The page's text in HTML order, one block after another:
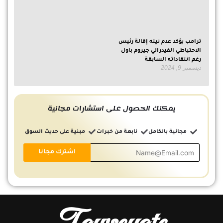
ترامب يؤكد عدم نيته إقالة رئيس
الاحتياطي الفيدرالي جيروم باول
رغم انتقاداته السابقة
ديسمبر 9, 2024
يمكنك الحصول على استشارات مجانية
مجانية بالكامل نابعة من خبرات مبنية على حديث السوق